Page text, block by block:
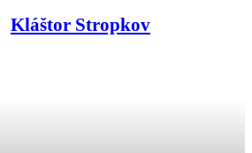
Kláštor Stropkov